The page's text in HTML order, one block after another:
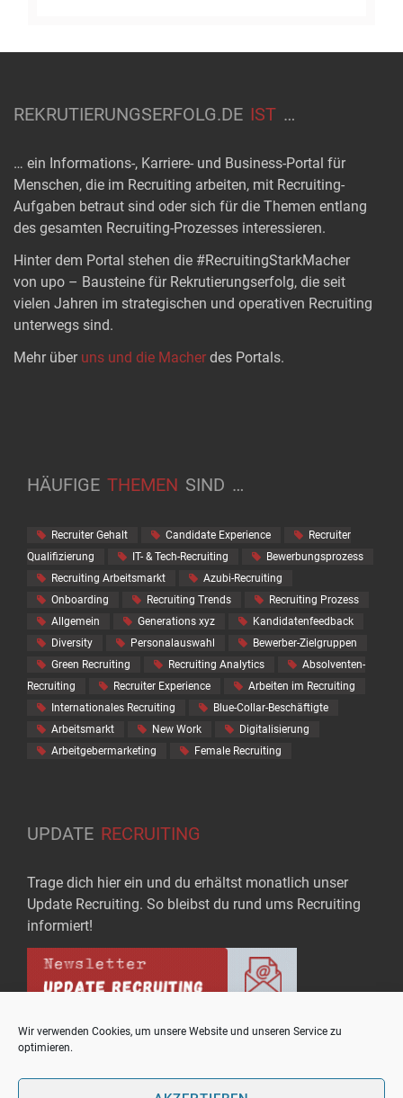
Wir verwenden Cookies, um unsere Website und unseren Service zu
optimieren.
REKRUTIERUNGSERFOLG.DE IST …
… ein Informations-, Karriere- und Business-Portal für
Menschen, die im Recruiting arbeiten, mit Recruiting-
Aufgaben betraut sind oder sich für die Themen entlang
des gesamten Recruiting-Prozesses interessieren.
Hinter dem Portal stehen die #RecruitingStarkMacher
von upo – Bausteine für Rekrutierungserfolg, die seit
vielen Jahren im strategischen und operativen Recruiting
unterwegs sind.
Mehr über uns und die Macher des Portals.
HÄUFIGE THEMEN SIND …
Recruiter Gehalt Candidate Experience
Recruiter
Qualifizierung
IT- & Tech-Recruiting
Bewerbungsprozess
Recruiting Arbeitsmarkt
Azubi-Recruiting
Onboarding
Recruiting Trends
Recruiting Prozess
Allgemein
Generations xyz
Kandidatenfeedback
Diversity
Personalauswahl
Bewerber-Zielgruppen
Green Recruiting
Recruiting Analytics
Absolventen-
Recruiting
Recruiter Experience
Arbeiten im Recruiting
Internationales Recruiting
Blue-Collar-Beschäftigte
Arbeitsmarkt
New Work
Digitalisierung
Arbeitgebermarketing
Female Recruiting
UPDATE RECRUITING
Trage dich hier ein und du erhältst monatlich unser
Update Recruiting. So bleibst du rund ums Recruiting
informiert!